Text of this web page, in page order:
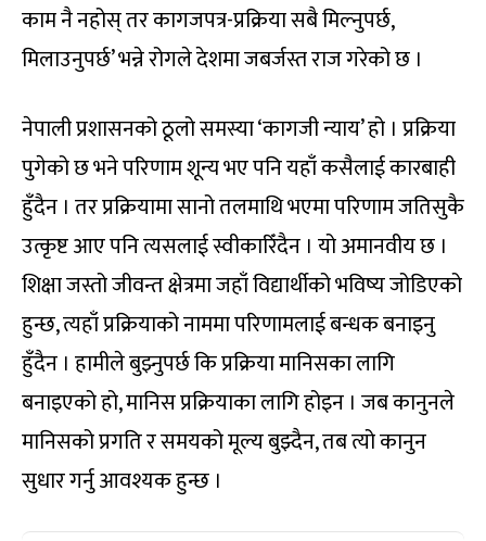
काम नै नहोस् तर कागजपत्र-प्रक्रिया सबै मिल्नुपर्छ,
मिलाउनुपर्छ’ भन्ने रोगले देशमा जबर्जस्त राज गरेको छ ।
नेपाली प्रशासनको ठूलो समस्या ‘कागजी न्याय’ हो । प्रक्रिया
पुगेको छ भने परिणाम शून्य भए पनि यहाँ कसैलाई कारबाही
हुँदैन । तर प्रक्रियामा सानो तलमाथि भएमा परिणाम जतिसुकै
उत्कृष्ट आए पनि त्यसलाई स्वीकारिँदैन । यो अमानवीय छ ।
शिक्षा जस्तो जीवन्त क्षेत्रमा जहाँ विद्यार्थीको भविष्य जोडिएको
हुन्छ, त्यहाँ प्रक्रियाको नाममा परिणामलाई बन्धक बनाइनु
हुँदैन । हामीले बुझ्नुपर्छ कि प्रक्रिया मानिसका लागि
बनाइएको हो, मानिस प्रक्रियाका लागि होइन । जब कानुनले
मानिसको प्रगति र समयको मूल्य बुझ्दैन, तब त्यो कानुन
सुधार गर्नु आवश्यक हुन्छ ।